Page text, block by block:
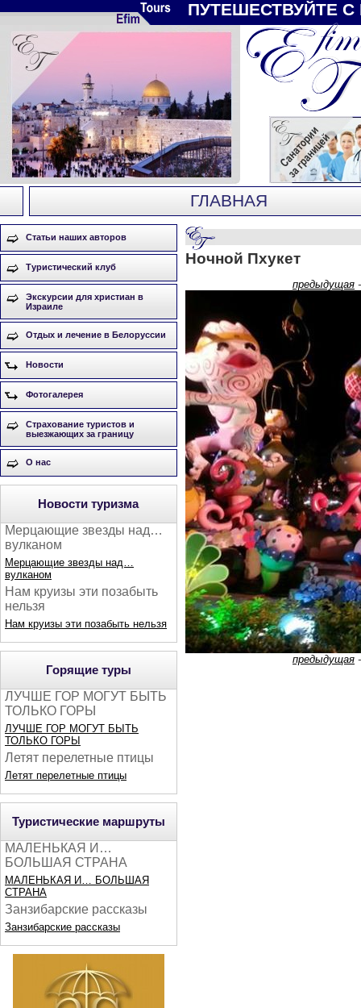
ПУТЕШЕСТВУЙТЕ
ГЛАВНАЯ
Статьи наших авторов
Туристический клуб
Экскурсии для христиан в
Израиле
Отдых и лечение в Белоруссии
Новости
Фотогалерея
Страхование туристов и
выезжающих за границу
О нас
Новости туризма
Мерцающие звезды над…
вулканом
Мерцающие звезды над…
вулканом
Нам круизы эти позабыть
нельзя
Нам круизы эти позабыть нельзя
Горящие туры
ЛУЧШЕ ГОР МОГУТ БЫТЬ
ТОЛЬКО ГОРЫ
ЛУЧШЕ ГОР МОГУТ БЫТЬ
ТОЛЬКО ГОРЫ
Летят перелетные птицы
Летят перелетные птицы
Туристические маршруты
МАЛЕНЬКАЯ И…
БОЛЬШАЯ СТРАНА
МАЛЕНЬКАЯ И… БОЛЬШАЯ
СТРАНА
Занзибарские рассказы
Занзибарские рассказы
Ночной Пхукет
предыдущая
предыдущая